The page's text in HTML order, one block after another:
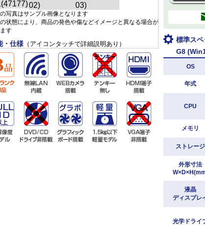
写真はサンプル画像となります
状態により、商品の発色や傷などイメージと異なる場合が
す
・仕様 （アイコンタッチで詳細説明あり）
標準ス
G8
OS
年式
CPU
メモリ
ストレージ
外形寸法
液晶
ディスプレ
光学ドライ